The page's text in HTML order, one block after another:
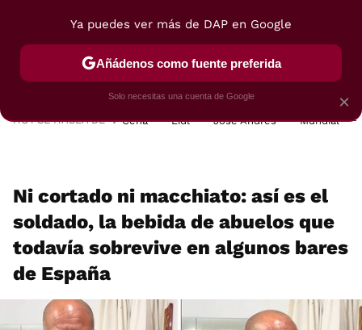
POSTRES VIAJES SELECCIÓN VEGUI
HOY SE HABLA DE Cena Lidl José Andrés Mundial
Ni cortado ni macchiato: así es el
soldado, la bebida de abuelos que
todavía sobrevive en algunos bares
de España
×
Ya puedes ver más de DAP en Google
Añádenos como fuente preferida
Solo necesitas una cuenta de Google